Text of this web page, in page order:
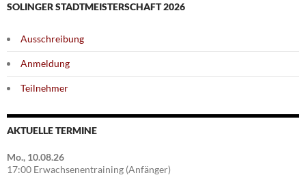
SOLINGER STADTMEISTERSCHAFT 2026
Ausschreibung
Anmeldung
Teilnehmer
AKTUELLE TERMINE
Mo., 10.08.26
17:00 Erwachsenentraining (Anfänger)